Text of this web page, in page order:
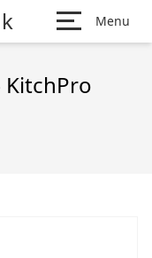
Menu
KitchPro